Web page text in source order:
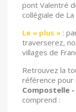
pont Valentré
collégiale de La
Le « plus » :
traverserez,
villages de
Retrouvez la
référence pour
Compostelle -
comprend :